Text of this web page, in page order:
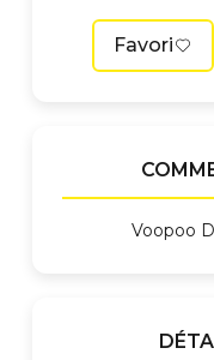
Favori
Voopoo